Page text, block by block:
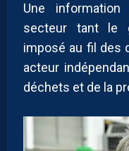
Une
secteur tant le
imposé au fil des
acteur
déchets et de la